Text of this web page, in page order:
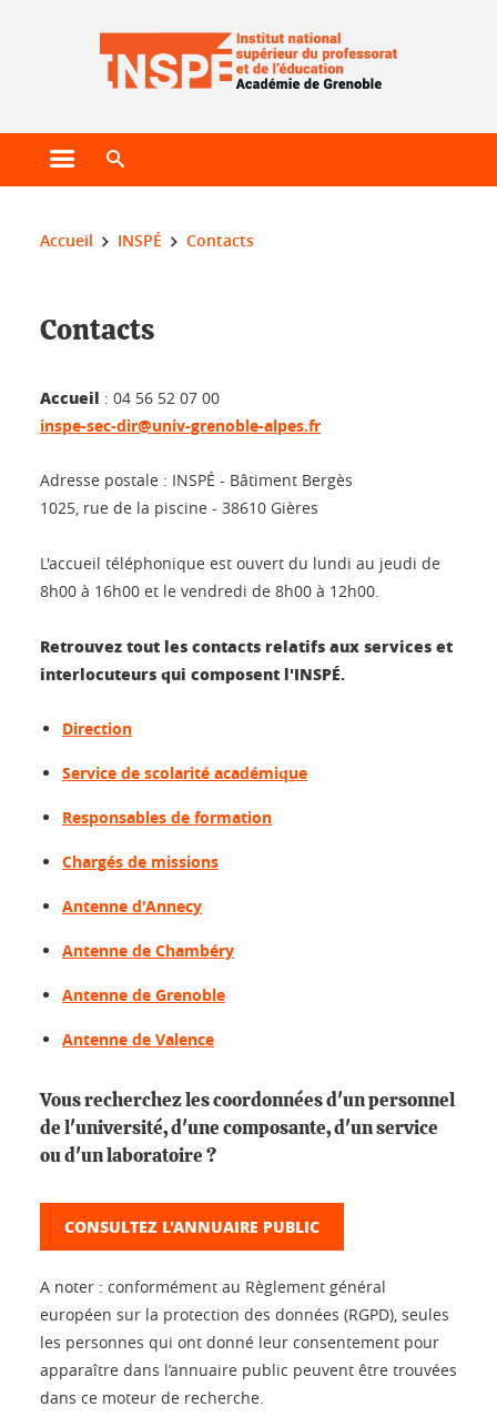
Ouvrir le menu principal
Vous êtes ici :
Accueil INSPÉ Contacts
Contacts
Accueil : 04 56 52 07 00
inspe-sec-dir@univ-grenoble-alpes.fr
Adresse postale : INSPÉ - Bâtiment Bergès
1025, rue de la piscine - 38610 Gières
L'accueil téléphonique est ouvert du lundi au jeudi de
8h00 à 16h00 et le vendredi de 8h00 à 12h00.
Retrouvez tout les contacts relatifs aux services et
interlocuteurs qui composent l'INSPÉ.
Direction
Service de scolarité académique
Responsables de formation
Chargés de missions
Antenne d'Annecy
Antenne de Chambéry
Antenne de Grenoble
Antenne de Valence
Vous recherchez les coordonnées d'un personnel
de l'université, d'une composante, d'un service
ou d'un laboratoire ?
CONSULTEZ L'ANNUAIRE PUBLIC
A noter : conformément au Règlement général
européen sur la protection des données (RGPD), seules
les personnes qui ont donné leur consentement pour
apparaître dans l’annuaire public peuvent être trouvées
dans ce moteur de recherche.